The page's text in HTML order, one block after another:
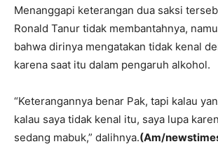
Menanggapi keterangan dua saksi
Ronald Tanur tidak membantahnya,
bahwa dirinya mengatakan tidak kenal
karena saat itu dalam pengaruh alkohol.
“Keterangannya benar Pak, tapi kalau
kalau saya tidak kenal itu, saya lupa
sedang mabuk,” dalihnya.(Am/